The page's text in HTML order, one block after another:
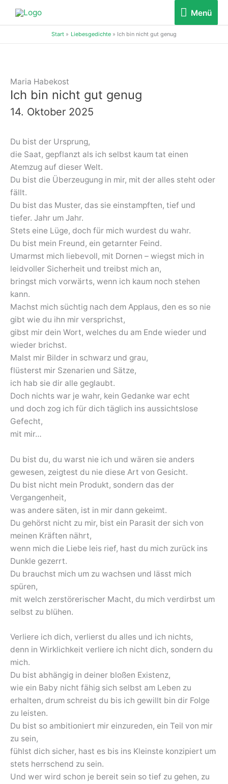
Inhalt
Menü
Menü
Start Liebesgedichte Ich bin nicht gut genug
Maria Habekost
Ich bin nicht gut genug
14. Oktober 2025
Du bist der Ursprung,
die Saat, gepflanzt als ich selbst kaum tat einen
Atemzug auf dieser Welt.
Du bist die Überzeugung in mir, mit der alles steht oder
fällt.
Du bist das Muster, das sie einstampften, tief und
tiefer. Jahr um Jahr.
Stets eine Lüge, doch für mich wurdest du wahr.
Du bist mein Freund, ein getarnter Feind.
Umarmst mich liebevoll, mit Dornen – wiegst mich in
leidvoller Sicherheit und treibst mich an,
bringst mich vorwärts, wenn ich kaum noch stehen
kann.
Machst mich süchtig nach dem Applaus, den es so nie
gibt wie du ihn mir versprichst,
gibst mir dein Wort, welches du am Ende wieder und
wieder brichst.
Malst mir Bilder in schwarz und grau,
flüsterst mir Szenarien und Sätze,
ich hab sie dir alle geglaubt.
Doch nichts war je wahr, kein Gedanke war echt
und doch zog ich für dich täglich ins aussichtslose
Gefecht,
mit mir…
Du bist du, du warst nie ich und wären sie anders
gewesen, zeigtest du nie diese Art von Gesicht.
Du bist nicht mein Produkt, sondern das der
Vergangenheit,
was andere säten, ist in mir dann gekeimt.
Du gehörst nicht zu mir, bist ein Parasit der sich von
meinen Kräften nährt,
wenn mich die Liebe leis rief, hast du mich zurück ins
Dunkle gezerrt.
Du brauchst mich um zu wachsen und lässt mich
spüren,
mit welch zerstörerischer Macht, du mich verdirbst um
selbst zu blühen.
Verliere ich dich, verlierst du alles und ich nichts,
denn in Wirklichkeit verliere ich nicht dich, sondern du
mich.
Du bist abhängig in deiner bloßen Existenz,
wie ein Baby nicht fähig sich selbst am Leben zu
erhalten, drum schreist du bis ich gewillt bin dir Folge
zu leisten.
Du bist so ambitioniert mir einzureden, ein Teil von mir
zu sein,
fühlst dich sicher, hast es bis ins Kleinste konzipiert um
stets herrschend zu sein.
Und wer wird schon je bereit sein so tief zu gehen, zu